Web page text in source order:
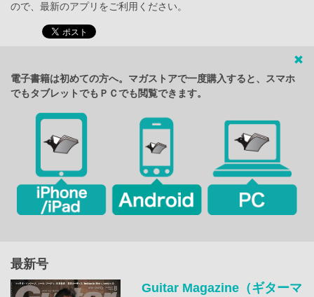
ので、最新のアプリをご利用ください。
電子書籍は初めての方へ。マガストアで一度購入すると、スマホ
でもタブレットでもＰＣでも閲覧できます。
最新号
Guitar Magazine（ギターマ